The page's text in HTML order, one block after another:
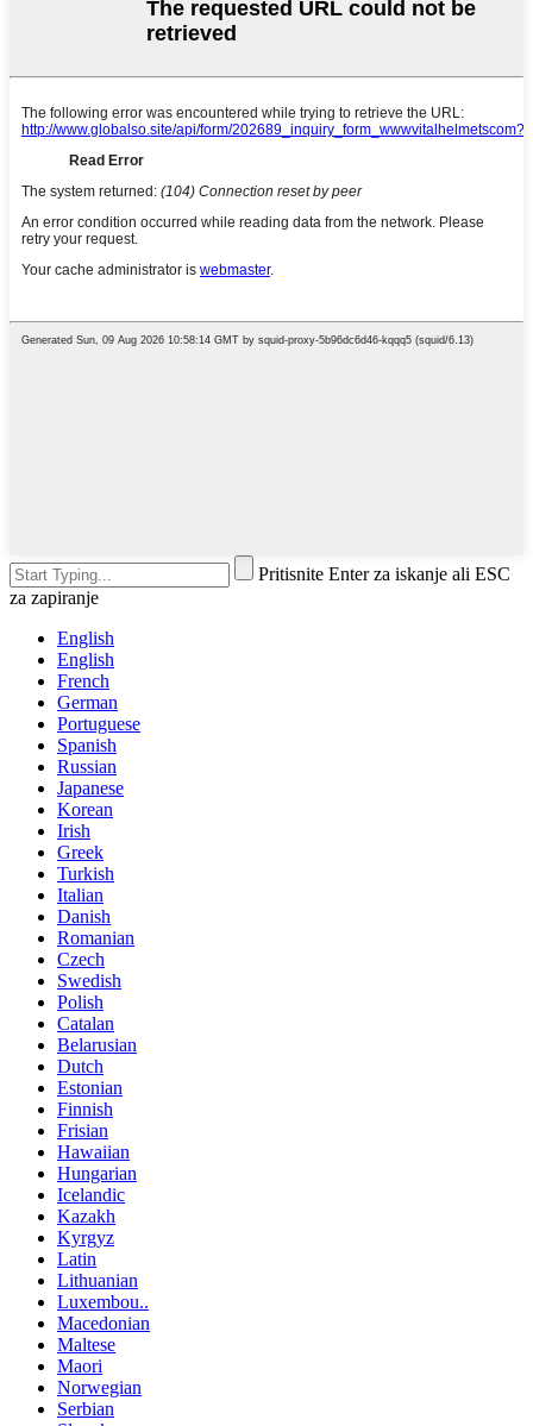
Pritisnite Enter za iskanje ali ESC
za zapiranje
English
English
French
German
Portuguese
Spanish
Russian
Japanese
Korean
Irish
Greek
Turkish
Italian
Danish
Romanian
Czech
Swedish
Polish
Catalan
Belarusian
Dutch
Estonian
Finnish
Frisian
Hawaiian
Hungarian
Icelandic
Kazakh
Kyrgyz
Latin
Lithuanian
Luxembou..
Macedonian
Maltese
Maori
Norwegian
Serbian